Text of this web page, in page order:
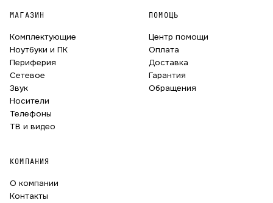
МАГАЗИН
Комплектующие
Ноутбуки и ПК
Периферия
Сетевое
Звук
Носители
Телефоны
ТВ и видео
ПОМОЩЬ
Центр помощи
Оплата
Доставка
Гарантия
Обращения
КОМПАНИЯ
О компании
Контакты